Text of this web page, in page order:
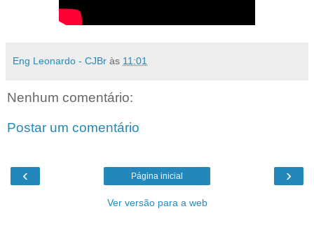
Eng Leonardo - CJBr às 11:01
Nenhum comentário:
Postar um comentário
‹ ›
Página inicial
Ver versão para a web